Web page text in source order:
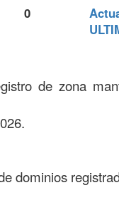
0
de zona
dominios